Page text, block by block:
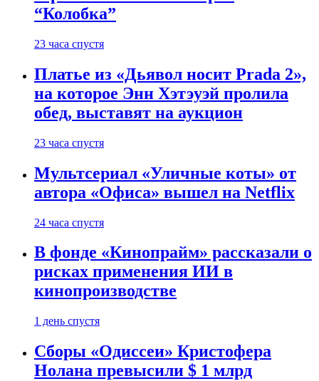
“Колобка”
23 часа спустя
Платье из «Дьявол носит Prada 2»,
на которое Энн Хэтэуэй пролила
обед, выставят на аукцион
23 часа спустя
Мультсериал «Уличные коты» от
автора «Офиса» вышел на Netflix
24 часа спустя
В фонде «Кинопрайм» рассказали о
рисках применения ИИ в
кинопроизводстве
1 день спустя
Сборы «Одиссеи» Кристофера
Нолана превысили $ 1 млрд